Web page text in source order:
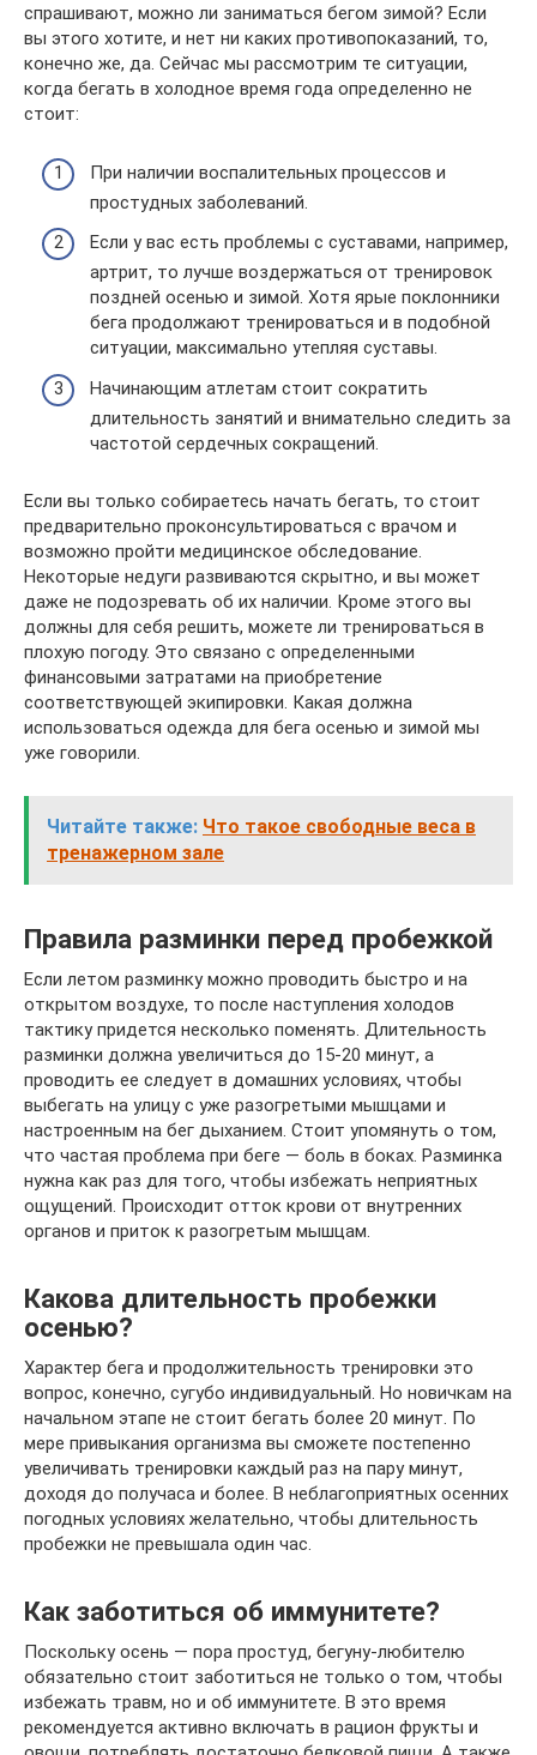
спрашивают, можно ли заниматься бегом зимой? Если
вы этого хотите, и нет ни каких противопоказаний, то,
конечно же, да. Сейчас мы рассмотрим те ситуации,
когда бегать в холодное время года определенно не
стоит:
При наличии воспалительных процессов и
простудных заболеваний.
Если у вас есть проблемы с суставами, например,
артрит, то лучше воздержаться от тренировок
поздней осенью и зимой. Хотя ярые поклонники
бега продолжают тренироваться и в подобной
ситуации, максимально утепляя суставы.
Начинающим атлетам стоит сократить
длительность занятий и внимательно следить за
частотой сердечных сокращений.
Если вы только собираетесь начать бегать, то стоит
предварительно проконсультироваться с врачом и
возможно пройти медицинское обследование.
Некоторые недуги развиваются скрытно, и вы может
даже не подозревать об их наличии. Кроме этого вы
должны для себя решить, можете ли тренироваться в
плохую погоду. Это связано с определенными
финансовыми затратами на приобретение
соответствующей экипировки. Какая должна
использоваться одежда для бега осенью и зимой мы
уже говорили.
Читайте также: Что такое свободные веса в
тренажерном зале
Правила разминки перед пробежкой
Если летом разминку можно проводить быстро и на
открытом воздухе, то после наступления холодов
тактику придется несколько поменять. Длительность
разминки должна увеличиться до 15-20 минут, а
проводить ее следует в домашних условиях, чтобы
выбегать на улицу с уже разогретыми мышцами и
настроенным на бег дыханием. Стоит упомянуть о том,
что частая проблема при беге — боль в боках. Разминка
нужна как раз для того, чтобы избежать неприятных
ощущений. Происходит отток крови от внутренних
органов и приток к разогретым мышцам.
Какова длительность пробежки
осенью?
Характер бега и продолжительность тренировки это
вопрос, конечно, сугубо индивидуальный. Но новичкам на
начальном этапе не стоит бегать более 20 минут. По
мере привыкания организма вы сможете постепенно
увеличивать тренировки каждый раз на пару минут,
доходя до получаса и более. В неблагоприятных осенних
погодных условиях желательно, чтобы длительность
пробежки не превышала один час.
Как заботиться об иммунитете?
Поскольку осень — пора простуд, бегуну-любителю
обязательно стоит заботиться не только о том, чтобы
избежать травм, но и об иммунитете. В это время
рекомендуется активно включать в рацион фрукты и